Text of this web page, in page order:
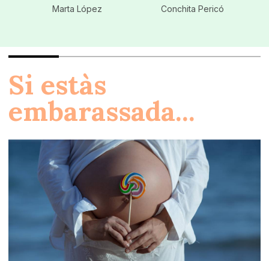
Marta López Conchita Pericó
Si estàs
embarassada...